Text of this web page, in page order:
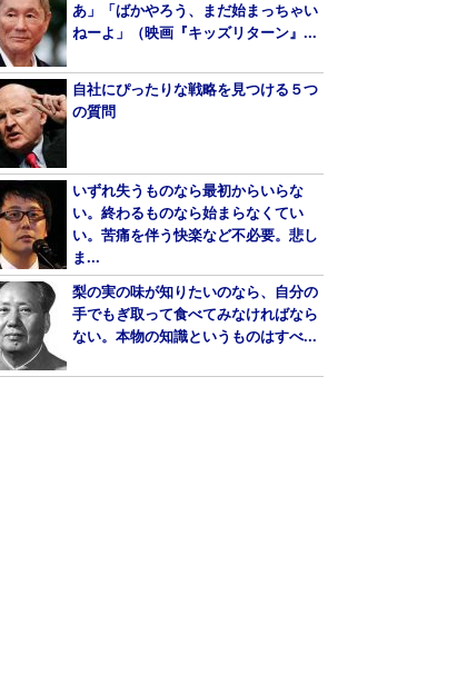
あ」「ばかやろう、まだ始まっちゃい
ねーよ」（映画『キッズリターン』...
自社にぴったりな戦略を見つける５つ
の質問
いずれ失うものなら最初からいらな
い。終わるものなら始まらなくてい
い。苦痛を伴う快楽など不必要。悲し
ま...
梨の実の味が知りたいのなら、自分の
手でもぎ取って食べてみなければなら
ない。本物の知識というものはすべ...